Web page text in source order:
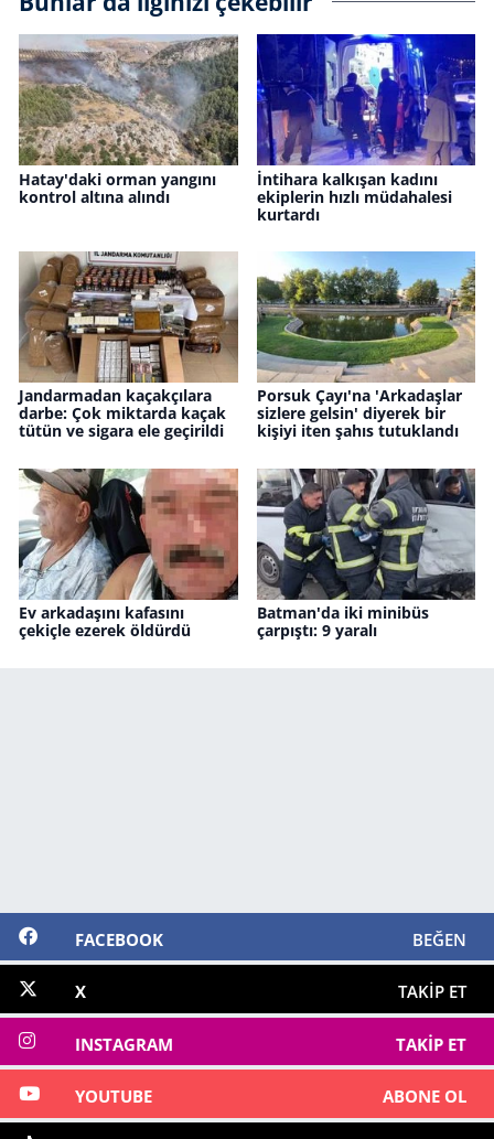
Hatay'daki orman yangını
kontrol altına alındı
İntihara kalkışan kadını
ekiplerin hızlı müdahalesi
kurtardı
Jandarmadan kaçakçılara
darbe: Çok miktarda kaçak
tütün ve sigara ele geçirildi
Porsuk Çayı'na 'Arkadaşlar
sizlere gelsin' diyerek bir
kişiyi iten şahıs tutuklandı
Ev arkadaşını kafasını
çekiçle ezerek öldürdü
Batman'da iki minibüs
çarpıştı: 9 yaralı
FACEBOOK BEĞEN
X TAKIP ET
INSTAGRAM TAKIP ET
YOUTUBE ABONE OL